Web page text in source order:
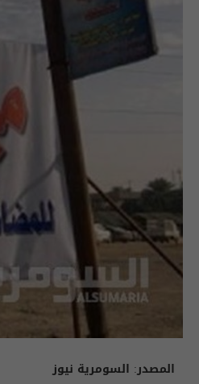
المصدر: السومرية نيوز